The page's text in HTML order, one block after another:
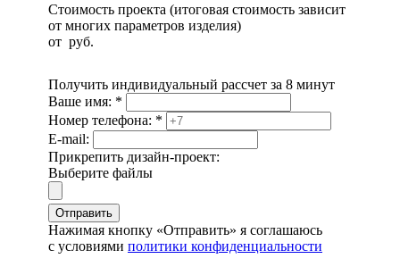
Стоимость проекта (итоговая стоимость зависит
от многих параметров изделия)
от руб.
Получить индивидуальный рассчет за 8 минут
Ваше имя: *
Номер телефона: *
E-mail:
Прикрепить дизайн-проект:
Выберите файлы
Отправить
Нажимая кнопку «Отправить» я соглашаюсь
с условиями политики конфиденциальности